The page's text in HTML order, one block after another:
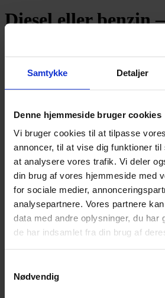
Samtykke Detaljer
Denne hjemmeside bruger cookies
Vi bruger cookies til at tilpasse
annoncer, til at vise dig funktioner
at analysere vores trafik. Vi deler
din brug af vores hjemmeside med
for sociale medier,
analysepartnere. Vores partnere
data med andre oplysninger, du har
de har indsamlet fra din brug af
Nødvendig
Diesel eller benzin
Bil & motor
Skal din næste bil køre på diesel eller
afhænger ikke kun af, hvad bilen koster i
brændstoffet koster ved tankstationen.
Det vigtigste er, hvordan du bruger bilen i
Kører du primært korte ture i byen, til
fritidsaktiviteter, vil en benzinbil ofte være
derimod mange kilometer, ofte på
strækninger, kan en dieselbil stadig være
Her får du et enkelt overblik over
fordelene ved begge biltyper, og hvad du
vælger.
diesel eller benzin?